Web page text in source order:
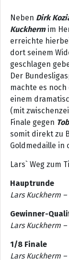
Neben Dirk
Kuckhermim
erreichte
dort seinem
geschlagen
Der
machte es
einem
(mit
Finale gegen
somit direkt zu
Goldmedaille in
Lars` Weg zum
Hauptrunde
Lars Kuckherm
Gewinner-
Lars Kuckherm
1/8 Finale
Lars Kuckherm